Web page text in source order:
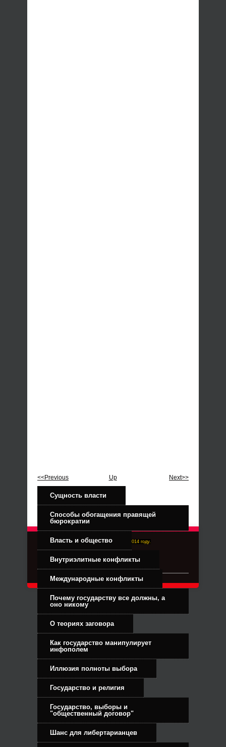
<<Previous Up Next>>
Сущность власти
Способы обогащения правящей
бюрократии
Власть и общество
Внутриэлитные конфликты
Международные конфликты
Почему государству все должны, а
оно никому
О теориях заговора
Как государство манипулирует
инфополем
Иллюзия полноты выбора
Государство и религия
Государство, выборы и
"общественный договор"
Шанс для либертарианцев
Right-Dexter-ПРАВЫЙ ФРОНТ. Основан в 2014 году.
Связь с администрацией